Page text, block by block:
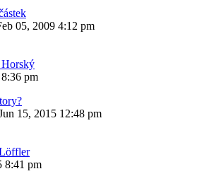
05, 2009 4:12 pm
Horský
pm
15, 2015 12:48 pm
8:41 pm